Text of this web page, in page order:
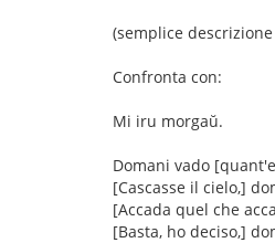
(semplice
Confronta con:
Mi iru morgaŭ.
Domani vado
[Cascasse il cielo,]
[Accada quel che
[Basta, ho deciso,]